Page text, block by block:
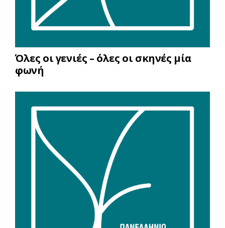
Όλες οι γενιές – όλες οι σκηνές μία
φωνή